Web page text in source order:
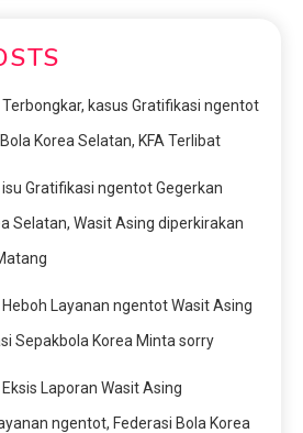
Terbongkar, kasus Gratifikasi ngentot
Korea Selatan, KFA Terlibat
isu Gratifikasi ngentot Gegerkan
Selatan, Wasit Asing diperkirakan
Heboh Layanan ngentot Wasit Asing
Sepakbola Korea Minta sorry
Laporan Wasit Asing
ngentot, Federasi Bola Korea